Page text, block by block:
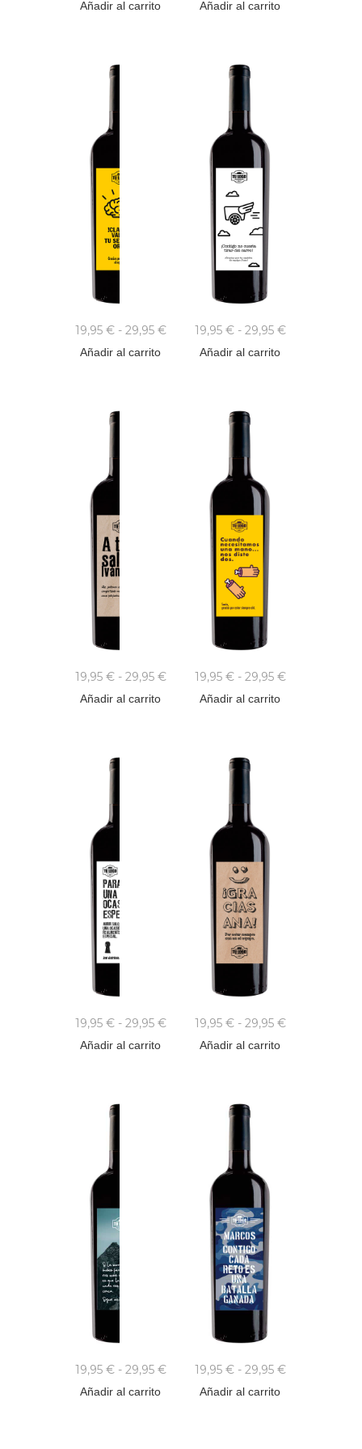
Añadir al carrito Añadir al carrito
19,95 € - 29,95 €
Añadir al carrito
19,95 € - 29,95 €
Añadir al carrito
19,95 € - 29,95 €
Añadir al carrito
19,95 € - 29,95 €
Añadir al carrito
19,95 € - 29,95 €
Añadir al carrito
19,95 € - 29,95 €
Añadir al carrito
19,95 € - 29,95 €
Añadir al carrito
19,95 € - 29,95 €
Añadir al carrito